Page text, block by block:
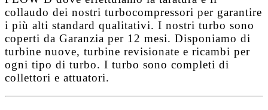
collaudo dei nostri turbocompressori per garantire
i più alti standard qualitativi. I nostri turbo sono
coperti da Garanzia per 12 mesi. Disponiamo di
turbine nuove, turbine revisionate e ricambi per
ogni tipo di turbo. I turbo sono completi di
collettori e attuatori.